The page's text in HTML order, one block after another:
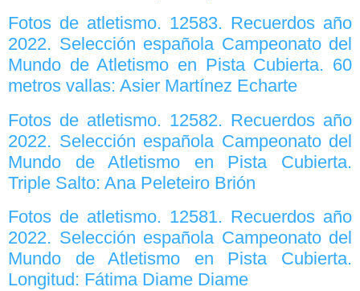
Fotos de atletismo. 12583. Recuerdos año
2022. Selección española Campeonato del
Mundo de Atletismo en Pista Cubierta. 60
metros vallas: Asier Martínez Echarte
Fotos de atletismo. 12582. Recuerdos año
2022. Selección española Campeonato del
Mundo de Atletismo en Pista Cubierta.
Triple Salto: Ana Peleteiro Brión
Fotos de atletismo. 12581. Recuerdos año
2022. Selección española Campeonato del
Mundo de Atletismo en Pista Cubierta.
Longitud: Fátima Diame Diame